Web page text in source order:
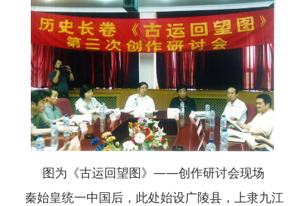
图为《古运回望图》——创作研讨会现场
秦始皇统一中国后，此处始设广陵县，上隶九江